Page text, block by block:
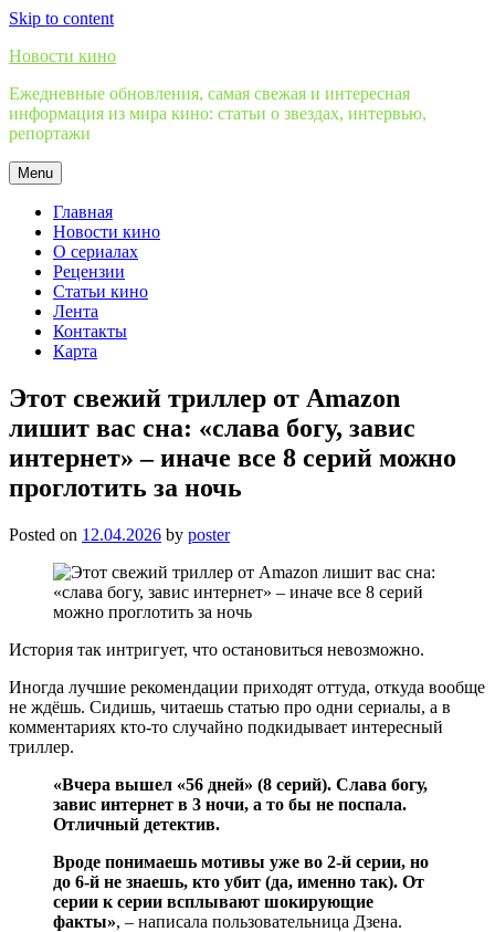
Skip to content
Новости кино
Ежедневные обновления, самая свежая и интересная
информация из мира кино: статьи о звездах, интервью,
репортажи
Menu
Главная
Новости кино
О сериалах
Рецензии
Статьи кино
Лента
Контакты
Карта
Этот свежий триллер от Amazon
лишит вас сна: «слава богу, завис
интернет» – иначе все 8 серий можно
проглотить за ночь
Posted on 12.04.2026 by poster
История так интригует, что остановиться невозможно.
Иногда лучшие рекомендации приходят оттуда, откуда вообще
не ждёшь. Сидишь, читаешь статью про одни сериалы, а в
комментариях кто-то случайно подкидывает интересный
триллер.
«Вчера вышел «56 дней» (8 серий). Слава богу,
завис интернет в 3 ночи, а то бы не поспала.
Отличный детектив.
Вроде понимаешь мотивы уже во 2-й серии, но
до 6-й не знаешь, кто убит (да, именно так). От
серии к серии всплывают шокирующие
факты», – написала пользовательница Дзена.